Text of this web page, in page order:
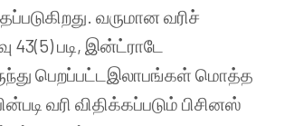
வருமான வரிச்
43(5) படி, இன்ட்ராடே
பெறப்பட்டஇலாபங்கள் மொத்த
வரி விதிக்கப்படும் பிசினஸ்